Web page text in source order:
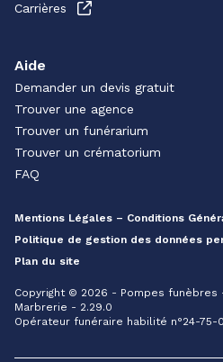
Carrières
Aide
Demander un devis gratuit
Trouver une agence
Trouver un funérarium
Trouver un crématorium
FAQ
Mentions Légales – Conditions
Politique de gestion des données
Plan du site
Copyright © 2026 - Pompes funèbres
Marbrerie - 2.29.0
Opérateur funéraire habilité n°24-75-